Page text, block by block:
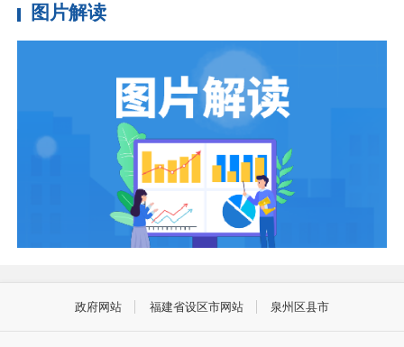
图片解读
政府网站 福建省设区市网站 泉州区县市